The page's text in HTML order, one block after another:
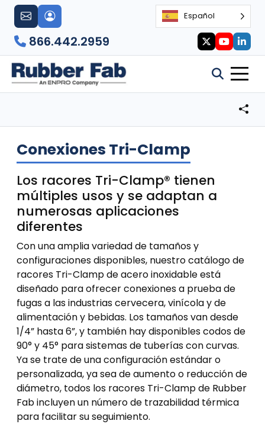
Español
866.442.2959
Conexiones Tri-Clamp
Los racores Tri-Clamp® tienen
múltiples usos y se adaptan a
numerosas aplicaciones
diferentes
Con una amplia variedad de tamaños y
configuraciones disponibles, nuestro catálogo de
racores Tri-Clamp de acero inoxidable está
diseñado para ofrecer conexiones a prueba de
fugas a las industrias cervecera, vinícola y de
alimentación y bebidas. Los tamaños van desde
1/4” hasta 6”, y también hay disponibles codos de
90° y 45° para sistemas de tuberías con curvas.
Ya se trate de una configuración estándar o
personalizada, ya sea de aumento o reducción de
diámetro, todos los racores Tri-Clamp de Rubber
Fab incluyen un número de trazabilidad térmica
para facilitar su seguimiento.